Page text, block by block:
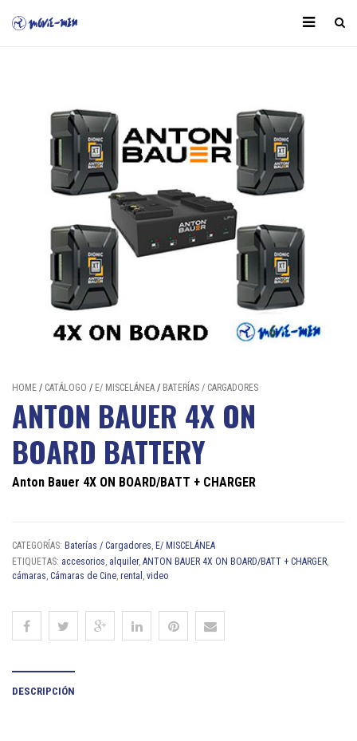
HOME / CATÁLOGO / E/ MISCELÁNEA / BATERÍAS / CARGADORES
ANTON BAUER 4X ON
BOARD BATTERY
Anton Bauer 4X ON BOARD/BATT + CHARGER
CATEGORÍAS: Baterías / Cargadores, E/ MISCELÁNEA
ETIQUETAS: accesorios, alquiler, ANTON BAUER 4X ON BOARD/BATT + CHARGER,
cámaras, Cámaras de Cine, rental , video
DESCRIPCIÓN